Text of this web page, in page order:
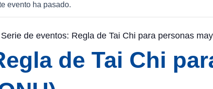
evento ha pasado.
Serie de eventos: Regla de Tai Chi para personas
de Tai Chi